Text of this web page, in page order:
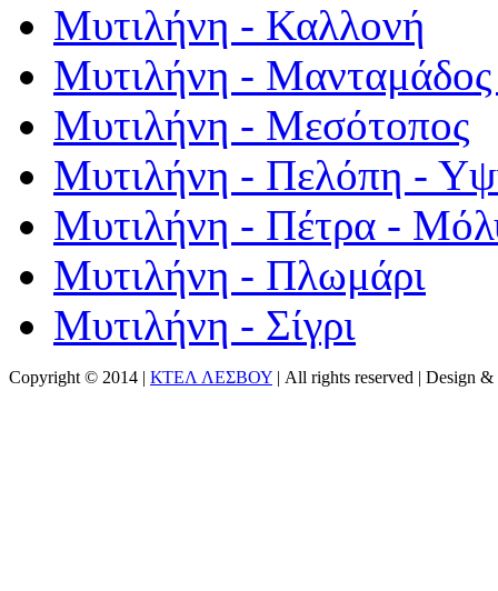
Μυτιλήνη - Καλλονή
Μυτιλήνη - Μανταμάδος
Μυτιλήνη - Μεσότοπος
Μυτιλήνη - Πελόπη -
Μυτιλήνη - Πέτρα -
Μυτιλήνη - Πλωμάρι
Μυτιλήνη - Σίγρι
Copyright © 2014 | ΚΤΕΛ ΛΕΣΒΟΥ | All rights reserved | Design &